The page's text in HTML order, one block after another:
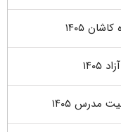
۱۴۰۵
مدرس ۱۴۰۵